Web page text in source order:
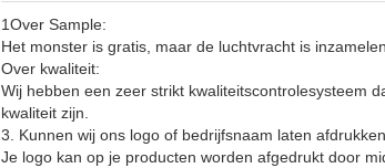
1Over Sample:
Het monster is gratis, maar de luchtvracht is
Over kwaliteit:
Wij hebben een zeer strikt kwaliteitscontrolesysteem
kwaliteit zijn.
3. Kunnen wij ons logo of bedrijfsnaam laten
Je logo kan op je producten worden afgedrukt door